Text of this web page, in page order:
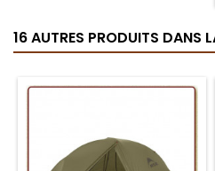
MSR allient
ultra
légère et le
trek. En forme
16 AUTRES PRODUITS DANS